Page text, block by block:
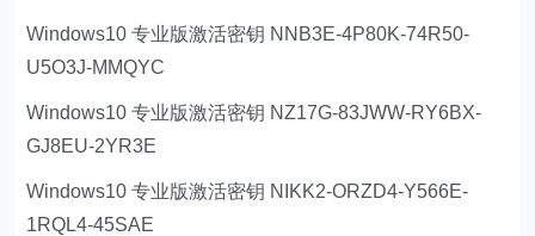
Windows10 专业版激活密钥 NNB3E-4P80K-74R50-
U5O3J-MMQYC
Windows10 专业版激活密钥 NZ17G-83JWW-RY6BX-
GJ8EU-2YR3E
Windows10 专业版激活密钥 NIKK2-ORZD4-Y566E-
1RQL4-45SAE